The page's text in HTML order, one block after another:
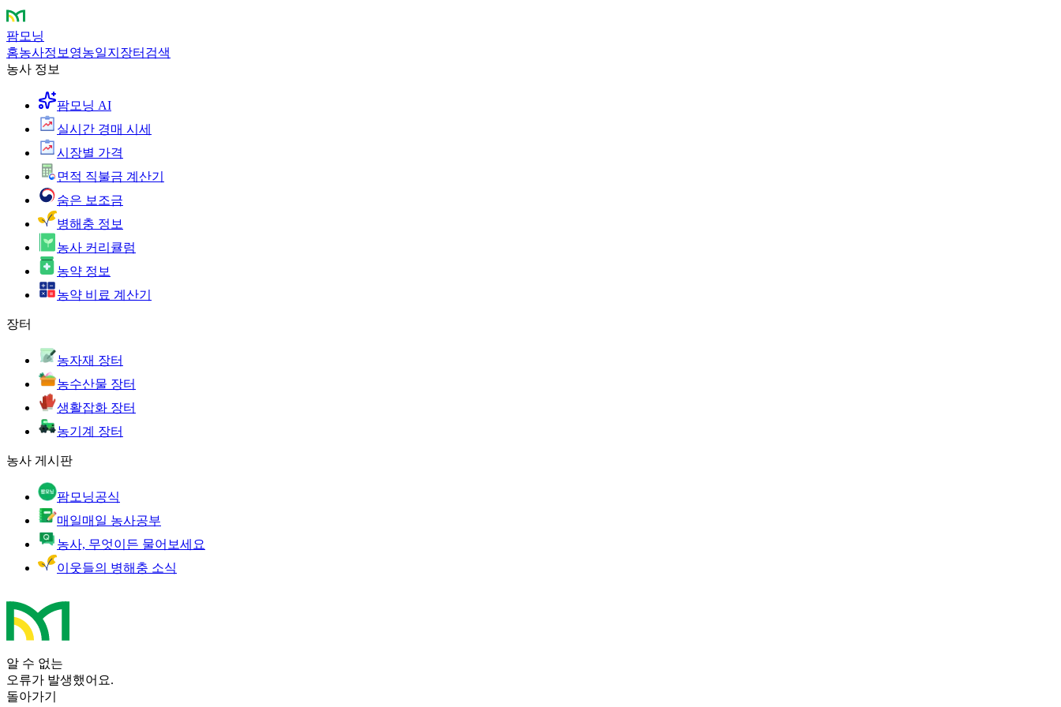
팜모닝
홈농사정보 영농일지 장터 검색
농사 정보
팜모닝 AI
실시간 경매 시세
시장별 가격
면적 직불금 계산기
숨은 보조금
병해충 정보
농사 커리큘럼
농약 정보
농약 비료 계산기
장터
농자재 장터
농수산물 장터
생활잡화 장터
농기계 장터
농사 게시판
팜모닝공식
매일매일 농사공부
농사, 무엇이든 물어보세요
이웃들의 병해충 소식
알 수 없는
오류가 발생했어요.
돌아가기